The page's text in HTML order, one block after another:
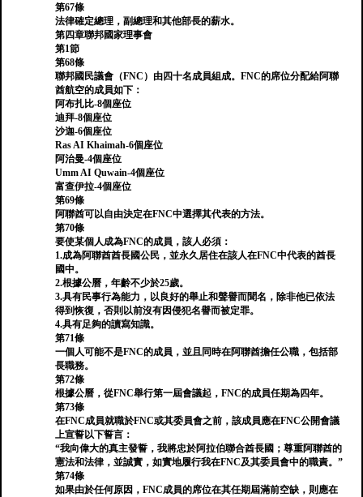
第67條
法律確定總理，副總理和其他部長的薪水。
第四章聯邦國家理事會
第1節
第68條
聯邦國民議會（FNC）由四十名成員組成。FNC的席位分配給阿聯
酋航空的成員如下：
阿布扎比-8個座位
迪拜-8個座位
沙迦-6個座位
Ras AI Khaimah-6個座位
阿治曼-4個座位
Umm AI Quwain-4個座位
富查伊拉-4個座位
第69條
阿聯酋可以自由決定在FNC中選擇其代表的方法。
第70條
要使某個人成為FNC的成員，該人必須：
1.成為阿聯酋酋長國公民，並永久居住在該人在FNC中代表的酋長
國中。
2.根據公曆，年齡不少於25歲。
3.具有民事行為能力，以良好的舉止和聲譽而聞名，除非他已依法
得到恢復，否則以前沒有因侵犯名譽而被定罪。
4.具有足夠的讀寫知識。
第71條
一個人可能不是FNC的成員，並且同時在阿聯酋擔任公職，包括部
長職務。
第72條
根據公曆，從FNC舉行第一屆會議起，FNC的成員任期為四年。
第73條
在FNC成員就職於FNC或其委員會之前，該成員應在FNC公開會議
上宣誓以下誓言：
“我向偉大的真主發誓，我將忠於阿拉伯聯合酋長國；尊重阿聯酋的
憲法和法律，並誠實，如實地履行我在FNC及其委員會中的職責。”
第74條
如果由於任何原因，FNC成員的席位在其任期屆滿前空缺，則應在